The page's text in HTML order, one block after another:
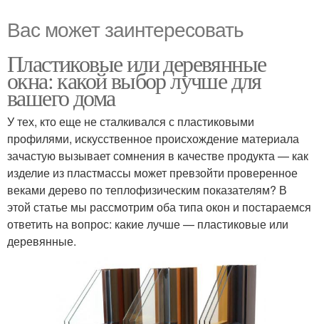
Вас может заинтересовать
Пластиковые или деревянные
окна: какой выбор лучше для
вашего дома
У тех, кто еще не сталкивался с пластиковыми
профилями, искусственное происхождение материала
зачастую вызывает сомнения в качестве продукта — как
изделие из пластмассы может превзойти проверенное
веками дерево по теплофизическим показателям? В
этой статье мы рассмотрим оба типа окон и постараемся
ответить на вопрос: какие лучше — пластиковые или
деревянные.